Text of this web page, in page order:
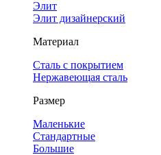
Элит
Элит дизайнерский
Материал
Сталь с покрытием
Нержавеющая сталь
Размер
Маленькие
Стандартные
Большие